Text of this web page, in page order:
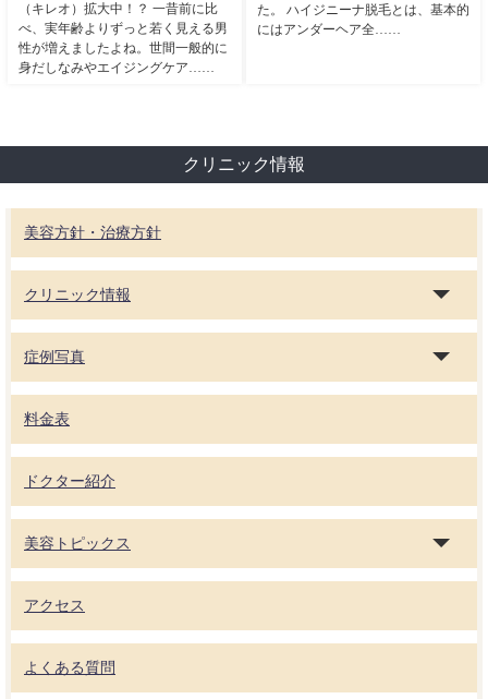
（キレオ）拡大中！？ 一昔前に比
べ、実年齢よりずっと若く見える男
性が増えましたよね。世間一般的に
身だしなみやエイジングケア……
た。 ハイジニーナ脱毛とは、基本的
にはアンダーヘア全……
クリニック情報
美容方針・治療方針
クリニック情報
症例写真
料金表
ドクター紹介
美容トピックス
アクセス
よくある質問